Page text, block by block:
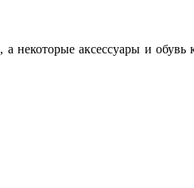
некоторые аксессуары и обувь